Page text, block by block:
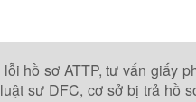
lỗi hồ sơ ATTP, tư vấn giấy
luật sư DFC, cơ sở bị trả hồ